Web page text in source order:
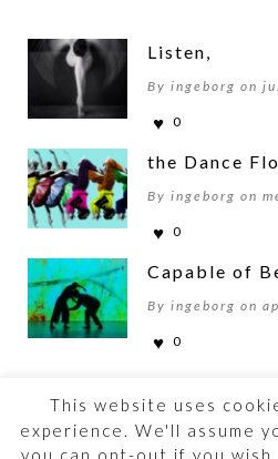
Listen,
By ingeborg on
0
the Dance
By ingeborg on
0
Capable of
By ingeborg on
0
This website uses
experience. We'll assume
you can opt-out if you wish.